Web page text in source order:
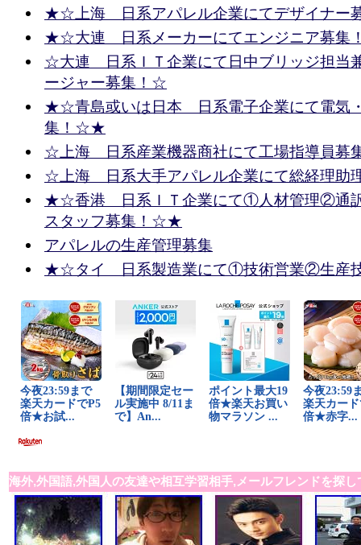
★☆上海 日系アパレル企業にてデザイナ
★☆大連 日系メーカーにてエンジニア募
☆大連 日系ＩＴ企業にて日中ブリッジ担当
ージャー募集！☆
★☆青島或いは日本 日系電子企業にて電気
集！☆★
☆上海 日系産業機器商社にて工場指導員募
☆上海 日系大手アパレル企業にて総経理助
★☆香港 日系ＩＴ企業にて①人材管理②通訳
スタッフ募集！☆★
アパレルの生産管理募集
★☆タイ 日系製造業にて①技術営業②生産
海外,外国語,外国人の友達や相互学習相手,メールフレンドを探し